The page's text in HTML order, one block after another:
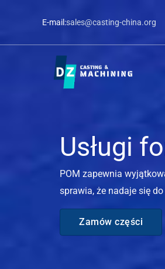
treści
E-mail:sales@casting-china.org
Usługi
POM zapewnia
sprawia, że ​​nadaje się
Zamów części